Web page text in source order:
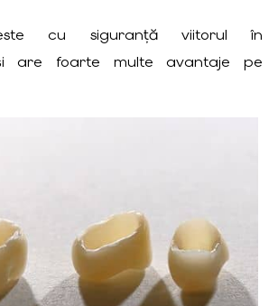
cu siguranță viitorul în
are foarte multe avantaje pe